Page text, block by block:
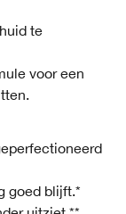
te
voor een
goed blijft.*